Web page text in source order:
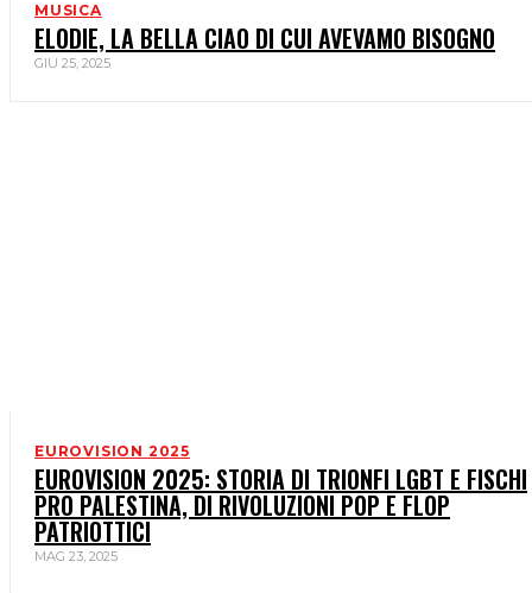
MUSICA
ELODIE, LA BELLA CIAO DI CUI AVEVAMO BISOGNO
GIU 25, 2025
EUROVISION 2025
EUROVISION 2025: STORIA DI TRIONFI LGBT E FISCHI
PRO PALESTINA, DI RIVOLUZIONI POP E FLOP
PATRIOTTICI
MAG 23, 2025